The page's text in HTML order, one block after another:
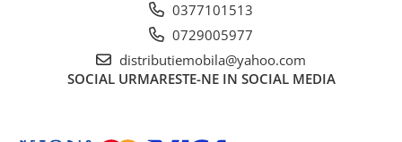
0377101513
0729005977
distributiemobila@yahoo.com
SOCIAL URMARESTE-NE IN SOCIAL MEDIA